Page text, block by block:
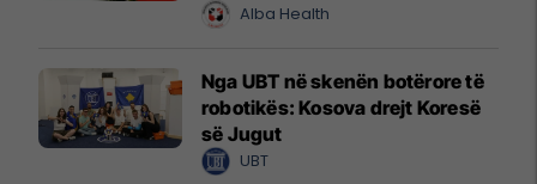
Alba Health
Nga UBT në skenën botërore të
robotikës: Kosova drejt Koresë
së Jugut
UBT